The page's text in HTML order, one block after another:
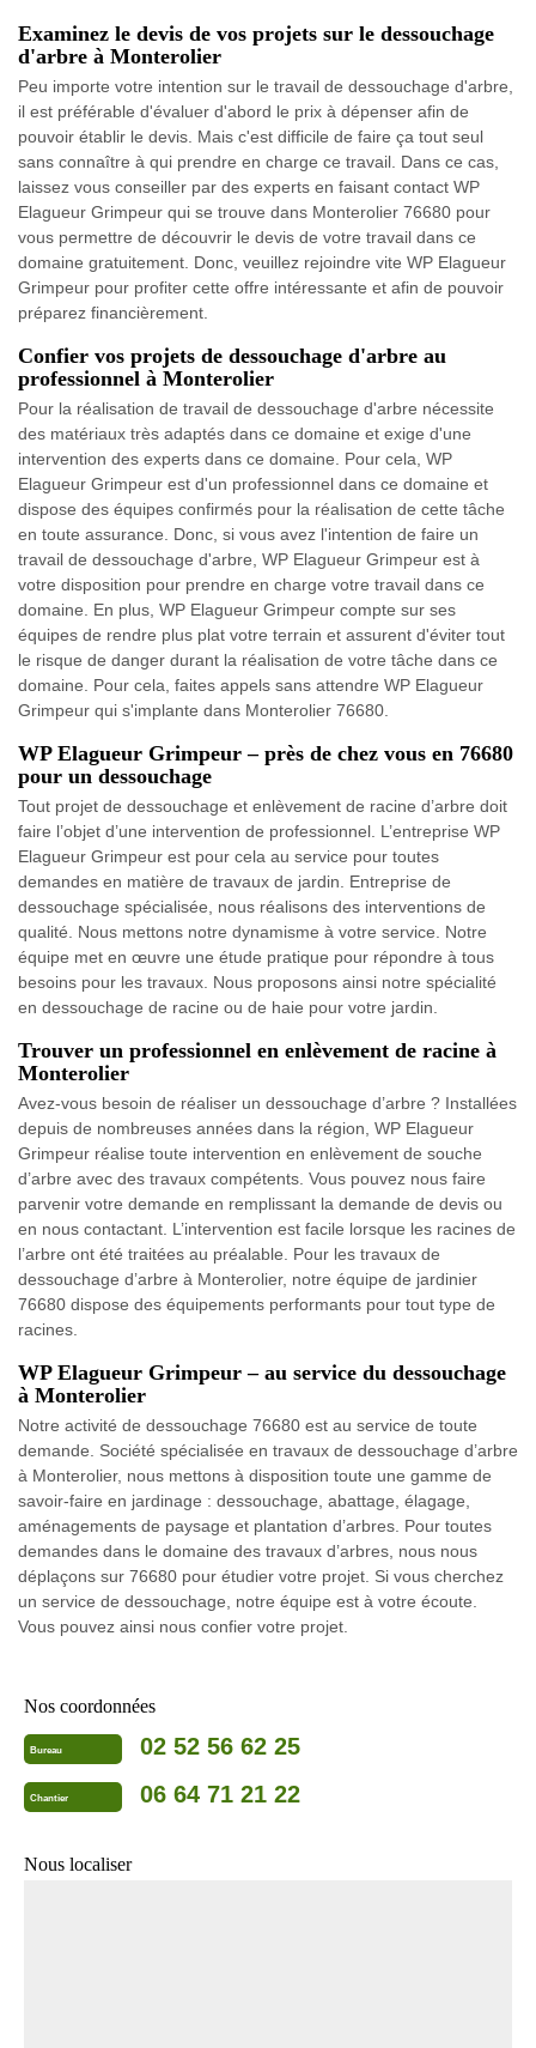
Examinez le devis de vos projets sur le dessouchage
d'arbre à Monterolier
Peu importe votre intention sur le travail de dessouchage d'arbre,
il est préférable d'évaluer d'abord le prix à dépenser afin de
pouvoir établir le devis. Mais c'est difficile de faire ça tout seul
sans connaître à qui prendre en charge ce travail. Dans ce cas,
laissez vous conseiller par des experts en faisant contact WP
Elagueur Grimpeur qui se trouve dans Monterolier 76680 pour
vous permettre de découvrir le devis de votre travail dans ce
domaine gratuitement. Donc, veuillez rejoindre vite WP Elagueur
Grimpeur pour profiter cette offre intéressante et afin de pouvoir
préparez financièrement.
Confier vos projets de dessouchage d'arbre au
professionnel à Monterolier
Pour la réalisation de travail de dessouchage d'arbre nécessite
des matériaux très adaptés dans ce domaine et exige d'une
intervention des experts dans ce domaine. Pour cela, WP
Elagueur Grimpeur est d'un professionnel dans ce domaine et
dispose des équipes confirmés pour la réalisation de cette tâche
en toute assurance. Donc, si vous avez l'intention de faire un
travail de dessouchage d'arbre, WP Elagueur Grimpeur est à
votre disposition pour prendre en charge votre travail dans ce
domaine. En plus, WP Elagueur Grimpeur compte sur ses
équipes de rendre plus plat votre terrain et assurent d'éviter tout
le risque de danger durant la réalisation de votre tâche dans ce
domaine. Pour cela, faites appels sans attendre WP Elagueur
Grimpeur qui s'implante dans Monterolier 76680.
WP Elagueur Grimpeur – près de chez vous en 76680
pour un dessouchage
Tout projet de dessouchage et enlèvement de racine d’arbre doit
faire l’objet d’une intervention de professionnel. L’entreprise WP
Elagueur Grimpeur est pour cela au service pour toutes
demandes en matière de travaux de jardin. Entreprise de
dessouchage spécialisée, nous réalisons des interventions de
qualité. Nous mettons notre dynamisme à votre service. Notre
équipe met en œuvre une étude pratique pour répondre à tous
besoins pour les travaux. Nous proposons ainsi notre spécialité
en dessouchage de racine ou de haie pour votre jardin.
Trouver un professionnel en enlèvement de racine à
Monterolier
Avez-vous besoin de réaliser un dessouchage d’arbre ? Installées
depuis de nombreuses années dans la région, WP Elagueur
Grimpeur réalise toute intervention en enlèvement de souche
d’arbre avec des travaux compétents. Vous pouvez nous faire
parvenir votre demande en remplissant la demande de devis ou
en nous contactant. L’intervention est facile lorsque les racines de
l’arbre ont été traitées au préalable. Pour les travaux de
dessouchage d’arbre à Monterolier, notre équipe de jardinier
76680 dispose des équipements performants pour tout type de
racines.
WP Elagueur Grimpeur – au service du dessouchage
à Monterolier
Notre activité de dessouchage 76680 est au service de toute
demande. Société spécialisée en travaux de dessouchage d’arbre
à Monterolier, nous mettons à disposition toute une gamme de
savoir-faire en jardinage : dessouchage, abattage, élagage,
aménagements de paysage et plantation d’arbres. Pour toutes
demandes dans le domaine des travaux d’arbres, nous nous
déplaçons sur 76680 pour étudier votre projet. Si vous cherchez
un service de dessouchage, notre équipe est à votre écoute.
Vous pouvez ainsi nous confier votre projet.
Nos coordonnées
Bureau 02 52 56 62 25
Chantier 06 64 71 21 22
Nous localiser